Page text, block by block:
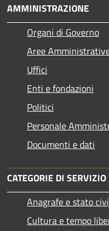
AMMINISTRAZIONE
Organi di Governo
Aree
Uffici
Enti e fondazioni
Politici
Personale
Documenti e dati
CATEGORIE DI SERVIZIO
Anagrafe e stato
Cultura e tempo